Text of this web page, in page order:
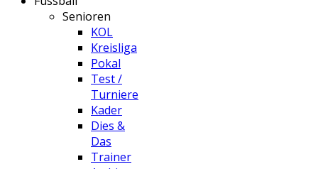
Senioren
KOL
Kreisliga
Pokal
Test /
Turniere
Kader
Dies &
Das
Trainer